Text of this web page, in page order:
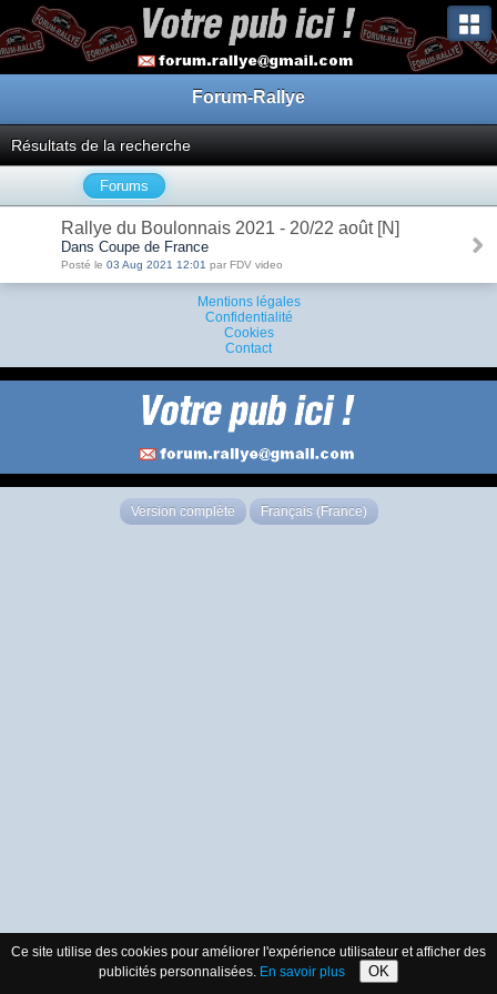
Forum-Rallye
Résultats de la recherche
Forums
Rallye du Boulonnais 2021 - 20/22 août [N]
Dans Coupe de France
Posté le 03 Aug 2021 12:01 par FDV video
Mentions légales
Confidentialité
Cookies
Contact
Version complète Français (France)
Ce site utilise des cookies pour améliorer l'expérience utilisateur et afficher des
publicités personnalisées. En savoir plus OK